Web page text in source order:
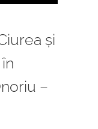
și
–